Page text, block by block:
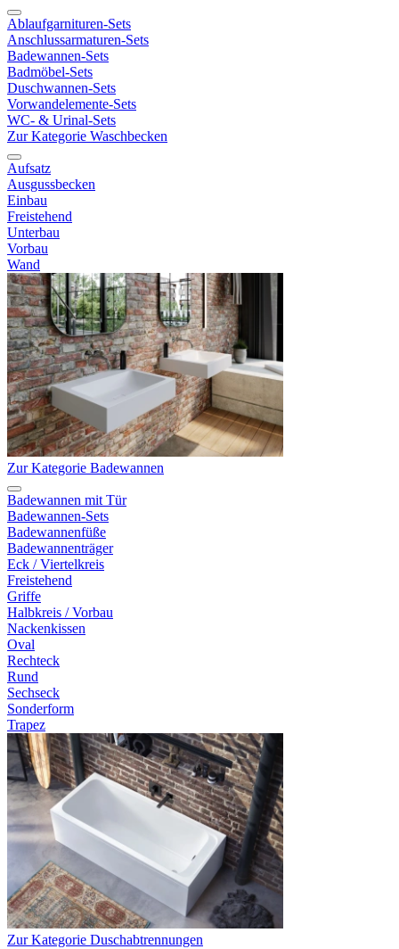
Ablaufgarnituren-Sets
Anschlussarmaturen-Sets
Badewannen-Sets
Badmöbel-Sets
Duschwannen-Sets
Vorwandelemente-Sets
WC- & Urinal-Sets
Zur Kategorie Waschbecken
Aufsatz
Ausgussbecken
Einbau
Freistehend
Unterbau
Vorbau
Wand
Zur Kategorie Badewannen
Badewannen mit Tür
Badewannen-Sets
Badewannenfüße
Badewannenträger
Eck / Viertelkreis
Freistehend
Griffe
Halbkreis / Vorbau
Nackenkissen
Oval
Rechteck
Rund
Sechseck
Sonderform
Trapez
Zur Kategorie Duschabtrennungen